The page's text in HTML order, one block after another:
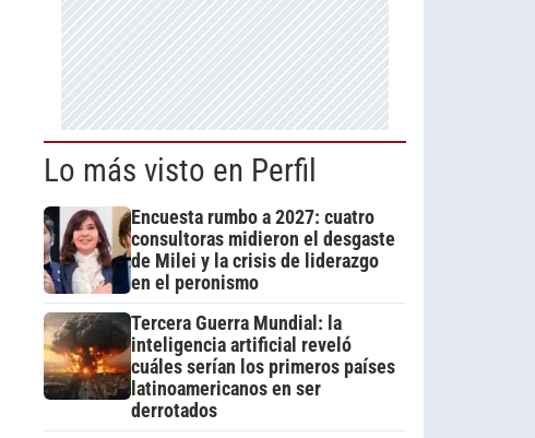
Lo más visto en Perfil
Encuesta rumbo a 2027: cuatro
consultoras midieron el desgaste
de Milei y la crisis de liderazgo
en el peronismo
Tercera Guerra Mundial: la
inteligencia artificial reveló
cuáles serían los primeros países
latinoamericanos en ser
derrotados